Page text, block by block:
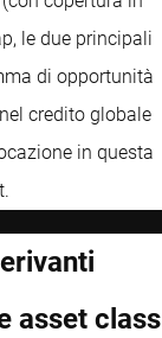
le due principali
di opportunità
credito globale
in questa
asset class